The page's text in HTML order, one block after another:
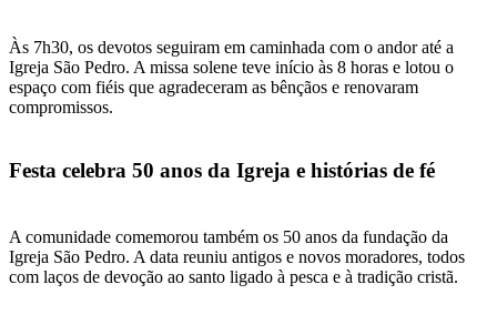
Às 7h30, os devotos seguiram em caminhada com o andor até a
Igreja São Pedro. A missa solene teve início às 8 horas e lotou o
espaço com fiéis que agradeceram as bênçãos e renovaram
compromissos.
Festa celebra 50 anos da Igreja e histórias de fé
A comunidade comemorou também os 50 anos da fundação da
Igreja São Pedro. A data reuniu antigos e novos moradores, todos
com laços de devoção ao santo ligado à pesca e à tradição cristã.